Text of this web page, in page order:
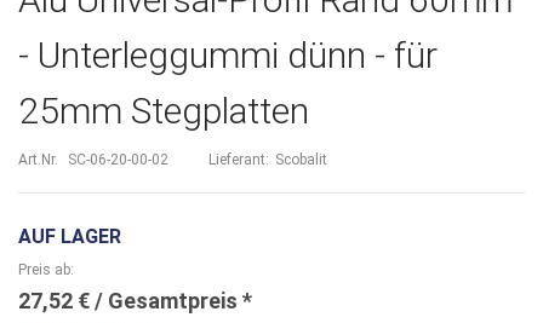
- Unterleggummi dünn - für
25mm Stegplatten
Art.Nr. SC-06-20-00-02 Lieferant: Scobalit
AUF LAGER
Preis ab
27,52 €